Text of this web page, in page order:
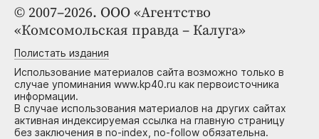
© 2007–2026. ООО «Агентство
«Комсомольская правда – Калуга»
Полистать издания
Использование материалов сайта возможно только в
случае упоминания www.kp40.ru как первоисточника
информации.
В случае использования материалов на других сайтах
активная индексируемая ссылка на главную страницу
без заключения в no-index, no-follow обязательна.